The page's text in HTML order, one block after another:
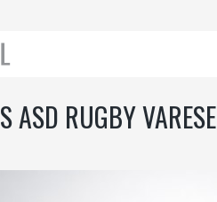
ASD RUGBY VARESE